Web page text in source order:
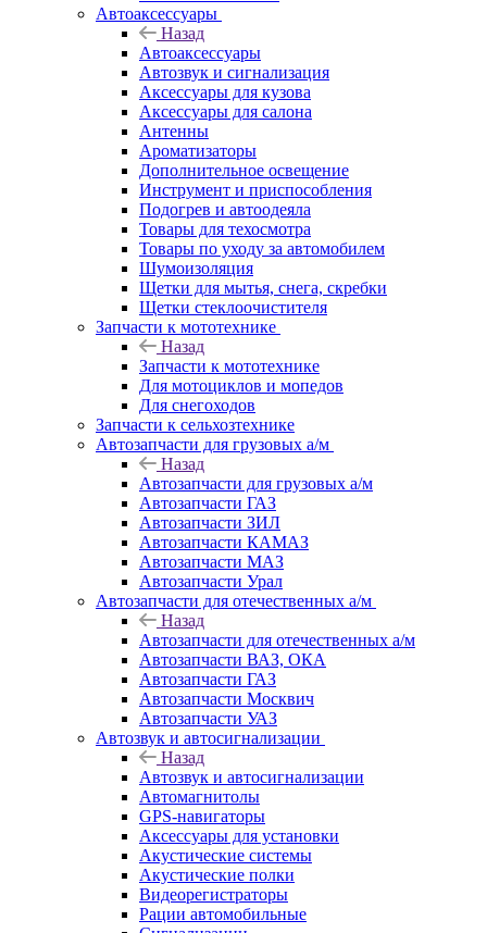
Автоаксессуары
Назад
Автоаксессуары
Автозвук и сигнализация
Аксессуары для кузова
Аксессуары для салона
Антенны
Ароматизаторы
Дополнительное освещение
Инструмент и приспособления
Подогрев и автоодеяла
Товары для техосмотра
Товары по уходу за автомобилем
Шумоизоляция
Щетки для мытья, снега, скребки
Щетки стеклоочистителя
Запчасти к мототехнике
Назад
Запчасти к мототехнике
Для мотоциклов и мопедов
Для снегоходов
Запчасти к сельхозтехнике
Автозапчасти для грузовых а/м
Назад
Автозапчасти для грузовых а/м
Автозапчасти ГАЗ
Автозапчасти ЗИЛ
Автозапчасти КАМАЗ
Автозапчасти МАЗ
Автозапчасти Урал
Автозапчасти для отечественных а/м
Назад
Автозапчасти для отечественных а/м
Автозапчасти ВАЗ, ОКА
Автозапчасти ГАЗ
Автозапчасти Москвич
Автозапчасти УАЗ
Автозвук и автосигнализации
Назад
Автозвук и автосигнализации
Автомагнитолы
GPS-навигаторы
Аксессуары для установки
Акустические системы
Акустические полки
Видеорегистраторы
Рации автомобильные